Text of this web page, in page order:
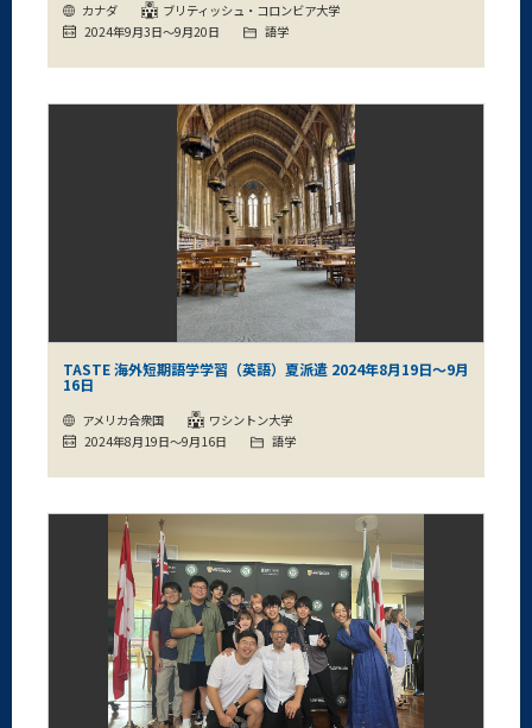
カナダ
ブリティッシュ・コロンビア大学
2024年9月3日～9月20日
語学
TASTE 海外短期語学学習（英語）夏派遣 2024年8月19日～9月
16日
アメリカ合衆国
ワシントン大学
2024年8月19日～9月16日
語学